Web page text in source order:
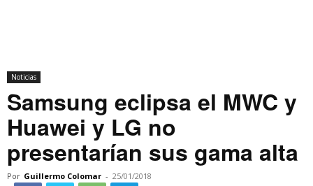
Noticias
Samsung eclipsa el MWC y
Huawei y LG no
presentarían sus gama alta
Por Guillermo Colomar - 25/01/2018